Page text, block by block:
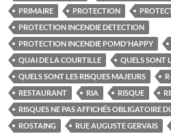
PRIMAIRE
PROTECTION
PROTECTION INCENDIE DETECTION
PROTECTION INCENDIE POMD'HAPPY
QUAI DE LA COURTILLE
QUELS SONT
QUELS SONT LES RISQUES MAJEURS
RESTAURANT
RIA RISQUE
RISQUES NE PAS AFFICHÉS OBLIGATOIRE
ROSTAING
RUE AUGUSTE GERVAIS